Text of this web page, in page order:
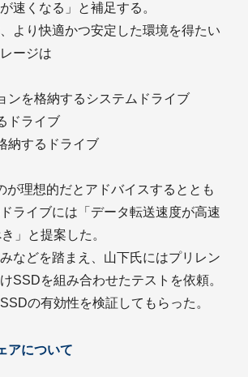
速くなる」と補足する。
より快適かつ安定した環境を得たい
ージは
ンを格納するシステムドライブ
ドライブ
納するドライブ
が理想的だとアドバイスするととも
ライブには「データ転送速度が高速
」と提案した。
などを踏まえ、山下氏にはプリレン
SSDを組み合わせたテストを依頼。
の有効性を検証してもらった。
アについて